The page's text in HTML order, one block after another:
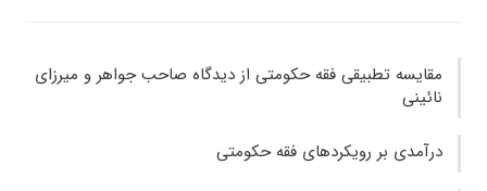
مقایسه تطبیقی فقه حکومتی از دیدگاه صاحب جواهر و میرزای
نائینی
درآمدی بر رویکردهای فقه حکومتی